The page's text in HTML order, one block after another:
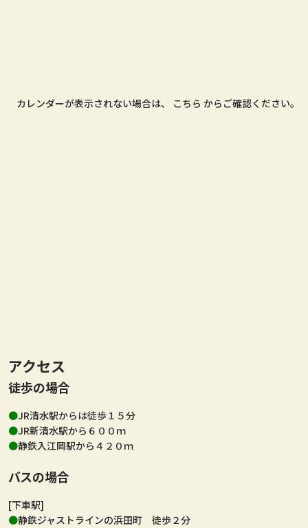
カレンダーが表示されない場合は、 こちら からご確認ください。
アクセス
徒歩の場合
JR清⽔駅からは徒歩１５分
JR新清⽔駅から６００ｍ
静鉄⼊江岡駅から４２０ｍ
バスの場合
[下車駅]
静鉄ジャストラインの浜田町 徒歩２分